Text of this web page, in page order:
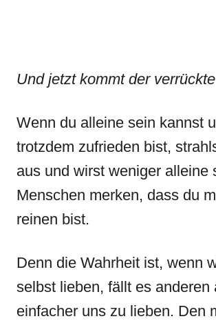
Und jetzt kommt der
Wenn du alleine sein kannst
trotzdem zufrieden bist,
aus und wirst weniger alleine
Menschen merken, dass du
reinen bist.
Denn die Wahrheit ist, wenn
selbst lieben, fällt es anderen
einfacher uns zu lieben. Den